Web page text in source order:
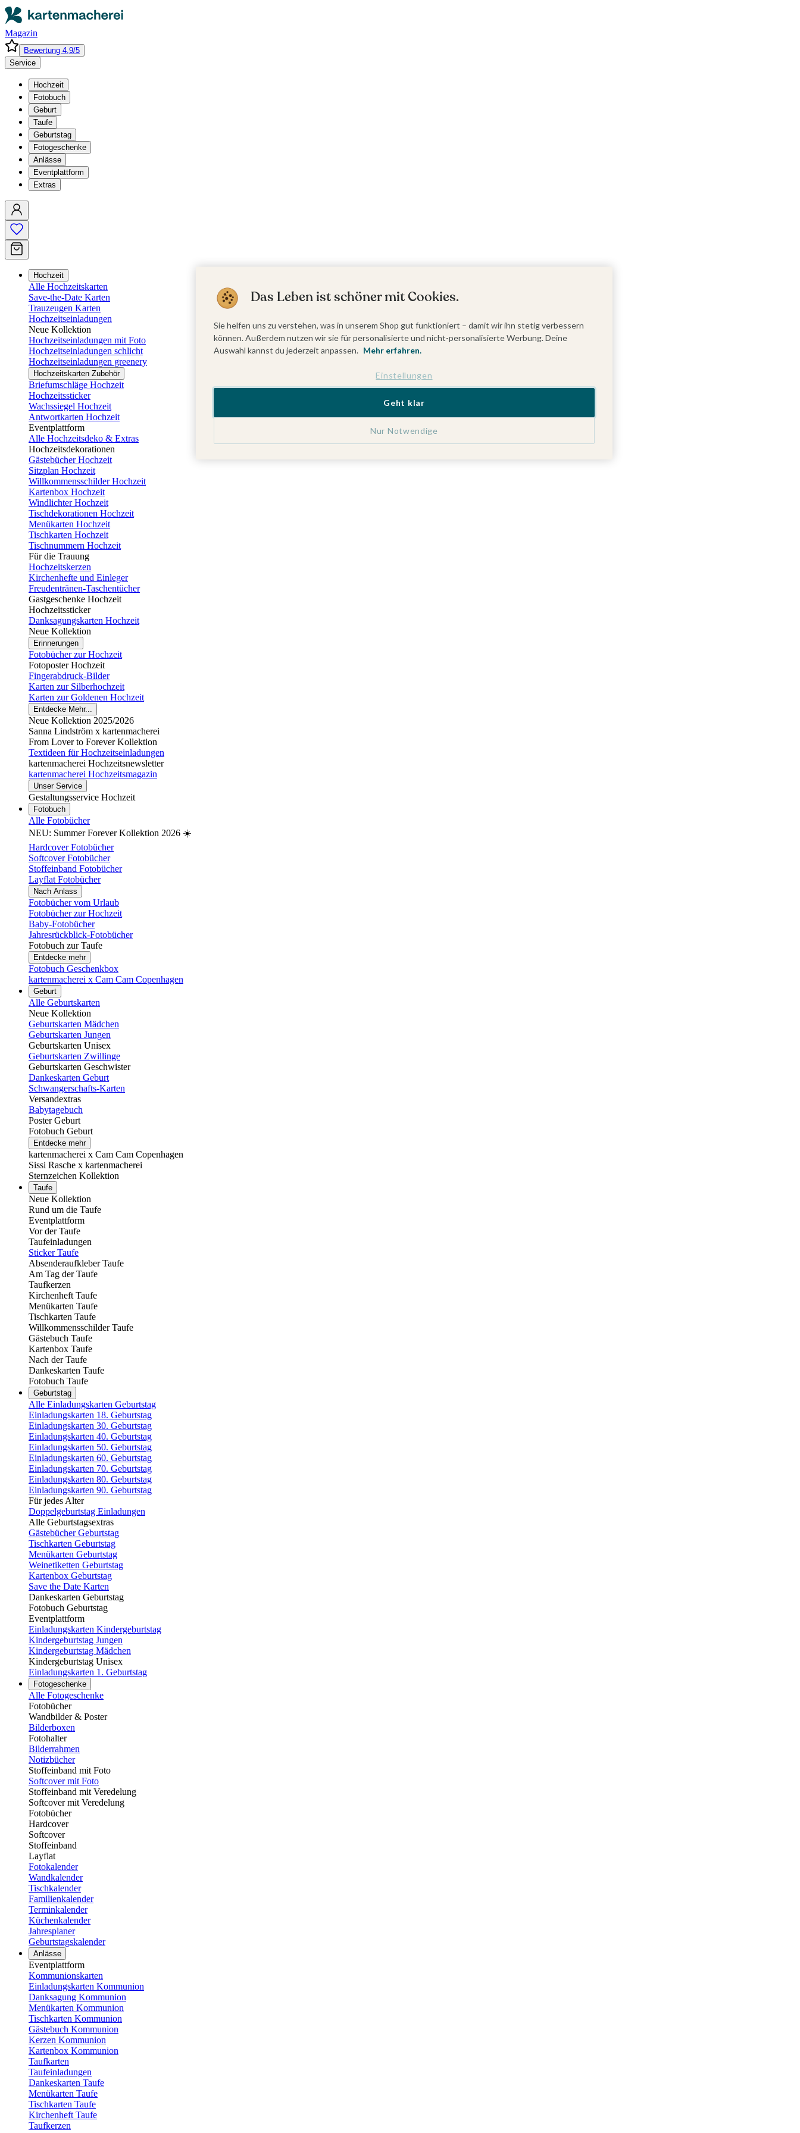
Magazin
Bewertung 4,9/5
Service
Hochzeit
Fotobuch
Geburt
Taufe
Geburtstag
Fotogeschenke
Anlässe
Eventplattform
Extras
Hochzeit
Alle Hochzeitskarten
Save-the-Date Karten
Trauzeugen Karten
Hochzeitseinladungen
Neue Kollektion
Hochzeitseinladungen mit Foto
Hochzeitseinladungen schlicht
Hochzeitseinladungen greenery
Hochzeitskarten Zubehör
Briefumschläge Hochzeit
Hochzeitssticker
Wachssiegel Hochzeit
Antwortkarten Hochzeit
Eventplattform
Alle Hochzeitsdeko & Extras
Hochzeitsdekorationen
Gästebücher Hochzeit
Sitzplan Hochzeit
Willkommensschilder Hochzeit
Kartenbox Hochzeit
Windlichter Hochzeit
Tischdekorationen Hochzeit
Menükarten Hochzeit
Tischkarten Hochzeit
Tischnummern Hochzeit
Für die Trauung
Hochzeitskerzen
Kirchenhefte und Einleger
Freudentränen-Taschentücher
Gastgeschenke Hochzeit
Hochzeitssticker
Danksagungskarten Hochzeit
Neue Kollektion
Erinnerungen
Fotobücher zur Hochzeit
Fotoposter Hochzeit
Fingerabdruck-Bilder
Karten zur Silberhochzeit
Karten zur Goldenen Hochzeit
Entdecke Mehr...
Neue Kollektion 2025/2026
Sanna Lindström x kartenmacherei
From Lover to Forever Kollektion
Textideen für Hochzeitseinladungen
kartenmacherei Hochzeitsnewsletter
kartenmacherei Hochzeitsmagazin
Unser Service
Gestaltungsservice Hochzeit
Fotobuch
Alle Fotobücher
NEU: Summer Forever Kollektion 2026 ☀️
Hardcover Fotobücher
Softcover Fotobücher
Stoffeinband Fotobücher
Layflat Fotobücher
Nach Anlass
Fotobücher vom Urlaub
Fotobücher zur Hochzeit
Baby-Fotobücher
Jahresrückblick-Fotobücher
Fotobuch zur Taufe
Entdecke mehr
Fotobuch Geschenkbox
kartenmacherei x Cam Cam Copenhagen
Geburt
Alle Geburtskarten
Neue Kollektion
Geburtskarten Mädchen
Geburtskarten Jungen
Geburtskarten Unisex
Geburtskarten Zwillinge
Geburtskarten Geschwister
Dankeskarten Geburt
Schwangerschafts-Karten
Versandextras
Babytagebuch
Poster Geburt
Fotobuch Geburt
Entdecke mehr
kartenmacherei x Cam Cam Copenhagen
Sissi Rasche x kartenmacherei
Sternzeichen Kollektion
Taufe
Neue Kollektion
Rund um die Taufe
Eventplattform
Vor der Taufe
Taufeinladungen
Sticker Taufe
Absenderaufkleber Taufe
Am Tag der Taufe
Taufkerzen
Kirchenheft Taufe
Menükarten Taufe
Tischkarten Taufe
Willkommensschilder Taufe
Gästebuch Taufe
Kartenbox Taufe
Nach der Taufe
Dankeskarten Taufe
Fotobuch Taufe
Geburtstag
Alle Einladungskarten Geburtstag
Einladungskarten 18. Geburtstag
Einladungskarten 30. Geburtstag
Einladungskarten 40. Geburtstag
Einladungskarten 50. Geburtstag
Einladungskarten 60. Geburtstag
Einladungskarten 70. Geburtstag
Einladungskarten 80. Geburtstag
Einladungskarten 90. Geburtstag
Für jedes Alter
Doppelgeburtstag Einladungen
Alle Geburtstagsextras
Gästebücher Geburtstag
Tischkarten Geburtstag
Menükarten Geburtstag
Weinetiketten Geburtstag
Kartenbox Geburtstag
Save the Date Karten
Dankeskarten Geburtstag
Fotobuch Geburtstag
Eventplattform
Einladungskarten Kindergeburtstag
Kindergeburtstag Jungen
Kindergeburtstag Mädchen
Kindergeburtstag Unisex
Einladungskarten 1. Geburtstag
Fotogeschenke
Alle Fotogeschenke
Fotobücher
Wandbilder & Poster
Bilderboxen
Fotohalter
Bilderrahmen
Notizbücher
Stoffeinband mit Foto
Softcover mit Foto
Stoffeinband mit Veredelung
Softcover mit Veredelung
Fotobücher
Hardcover
Softcover
Stoffeinband
Layflat
Fotokalender
Wandkalender
Tischkalender
Familienkalender
Terminkalender
Küchenkalender
Jahresplaner
Geburtstagskalender
Anlässe
Eventplattform
Kommunionskarten
Einladungskarten Kommunion
Danksagung Kommunion
Menükarten Kommunion
Tischkarten Kommunion
Gästebuch Kommunion
Kerzen Kommunion
Kartenbox Kommunion
Taufkarten
Taufeinladungen
Dankeskarten Taufe
Menükarten Taufe
Tischkarten Taufe
Kirchenheft Taufe
Taufkerzen
Das Leben ist schöner mit Cookies.
Sie helfen uns zu verstehen, was in unserem Shop gut funktioniert – damit wir ihn stetig verbessern
können. Außerdem nutzen wir sie für personalisierte und nicht-personalisierte Werbung. Deine
Auswahl kannst du jederzeit anpassen. Mehr erfahren.
Einstellungen
Nur Notwendige
Geht klar